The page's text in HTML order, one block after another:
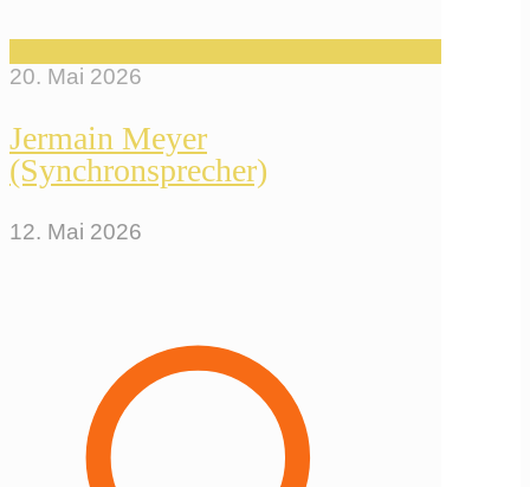
20. Mai 2026
Jermain Meyer
(Synchronsprecher)
12. Mai 2026